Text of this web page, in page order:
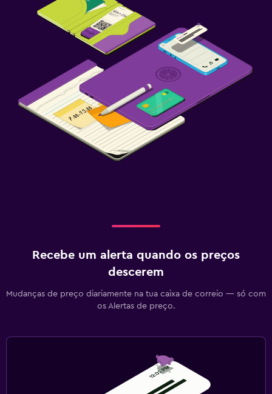
Recebe um alerta quando os preços
descerem
Mudanças de preço diariamente na tua caixa de correio — só com
os Alertas de preço.